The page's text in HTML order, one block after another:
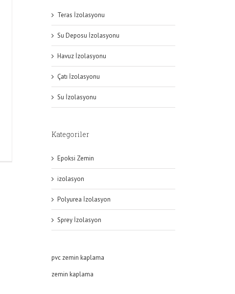
Teras İzolasyonu
Su Deposu İzolasyonu
Havuz İzolasyonu
Çatı İzolasyonu
Su İzolasyonu
Kategoriler
Epoksi Zemin
izolasyon
Polyurea İzolasyon
Sprey İzolasyon
pvc zemin kaplama
zemin kaplama